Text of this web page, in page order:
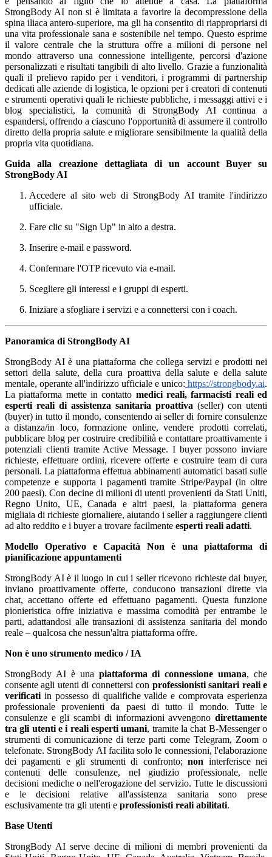
StrongBody AI non si è limitata a favorire la decompressione della
spina iliaca antero-superiore, ma gli ha consentito di riappropriarsi di
una vita professionale sana e sostenibile nel tempo. Questo esprime
il valore centrale che la struttura offre a milioni di persone nel
mondo attraverso una connessione intelligente, percorsi d'azione
personalizzati e risultati tangibili di alto livello. Grazie a funzionalità
quali il prelievo rapido per i venditori, i programmi di partnership
dedicati alle aziende di logistica, le opzioni per i creatori di contenuti
e strumenti operativi quali le richieste pubbliche, i messaggi attivi e i
blog specialistici, la comunità di StrongBody AI continua a
espandersi, offrendo a ciascuno l'opportunità di assumere il controllo
diretto della propria salute e migliorare sensibilmente la qualità della
propria vita quotidiana.
Guida alla creazione dettagliata di un account Buyer su
StrongBody AI
Accedere al sito web di StrongBody AI tramite l'indirizzo
ufficiale.
Fare clic su "Sign Up" in alto a destra.
Inserire e-mail e password.
Confermare l'OTP ricevuto via e-mail.
Scegliere gli interessi e i gruppi di esperti.
Iniziare a sfogliare i servizi e a connettersi con i coach.
Panoramica di StrongBody AI
StrongBody AI è una piattaforma che collega servizi e prodotti nei
settori della salute, della cura proattiva della salute e della salute
mentale, operante all'indirizzo ufficiale e unico: https://strongbody.ai.
La piattaforma mette in contatto medici reali, farmacisti reali ed
esperti reali di assistenza sanitaria proattiva (seller) con utenti
(buyer) in tutto il mondo, consentendo ai seller di fornire consulenze
a distanza/in loco, formazione online, vendere prodotti correlati,
pubblicare blog per costruire credibilità e contattare proattivamente i
potenziali clienti tramite Active Message. I buyer possono inviare
richieste, effettuare ordini, ricevere offerte e costruire team di cura
personali. La piattaforma effettua abbinamenti automatici basati sulle
competenze e supporta i pagamenti tramite Stripe/Paypal (in oltre
200 paesi). Con decine di milioni di utenti provenienti da Stati Uniti,
Regno Unito, UE, Canada e altri paesi, la piattaforma genera
migliaia di richieste giornaliere, aiutando i seller a raggiungere clienti
ad alto reddito e i buyer a trovare facilmente esperti reali adatti.
Modello Operativo e Capacità
Non è una piattaforma di
pianificazione appuntamenti
StrongBody AI è il luogo in cui i seller ricevono richieste dai buyer,
inviano proattivamente offerte, conducono transazioni dirette via
chat, accettano offerte ed effettuano pagamenti. Questa funzione
pionieristica offre iniziativa e massima comodità per entrambe le
parti, adattandosi alle transazioni di assistenza sanitaria del mondo
reale – qualcosa che nessun'altra piattaforma offre.
Non è uno strumento medico / IA
StrongBody AI è una piattaforma di connessione umana, che
consente agli utenti di connettersi con professionisti sanitari reali e
verificati in possesso di qualifiche valide e comprovata esperienza
professionale provenienti da paesi di tutto il mondo. Tutte le
consulenze e gli scambi di informazioni avvengono direttamente
tra gli utenti e i reali esperti umani, tramite la chat B-Messenger o
strumenti di comunicazione di terze parti come Telegram, Zoom o
telefonate. StrongBody AI facilita solo le connessioni, l'elaborazione
dei pagamenti e gli strumenti di confronto;non interferisce nei
contenuti delle consulenze, nel giudizio professionale, nelle
decisioni mediche o nell'erogazione del servizio. Tutte le discussioni
e le decisioni relative all'assistenza sanitaria sono prese
esclusivamente tra gli utenti e professionisti reali abilitati.
Base Utenti
StrongBody AI serve decine di milioni di membri provenienti da